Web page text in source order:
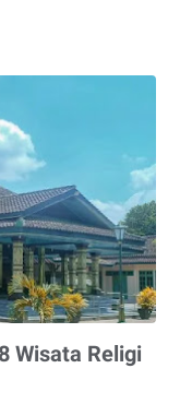
Wisata Religi